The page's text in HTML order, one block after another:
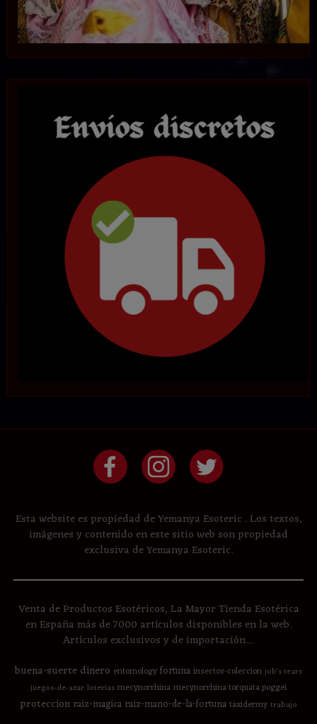
Esta website es propiedad de Yemanya Esoteric . Los textos,
imágenes y contenido en este sitio web son propiedad
exclusiva de Yemanya Esoteric.
Venta de Productos Esotéricos, La Mayor Tienda Esotérica
en España más de 7000 artículos disponibles en la web.
Artículos exclusivos y de importación....
buena-suertedinero entomologyfortunainsectos-coleccion job's tears
juegos-de-azar loterias mecynorrhinamecynorrhina torquata poggei
proteccion raiz-magica raiz-mano-de-la-fortunataxidermy trabajo